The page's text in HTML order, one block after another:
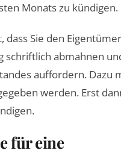
Monats zu kündigen.
dass Sie den
schriftlich abmahnen
auffordern. Dazu
werden. Erst
für eine